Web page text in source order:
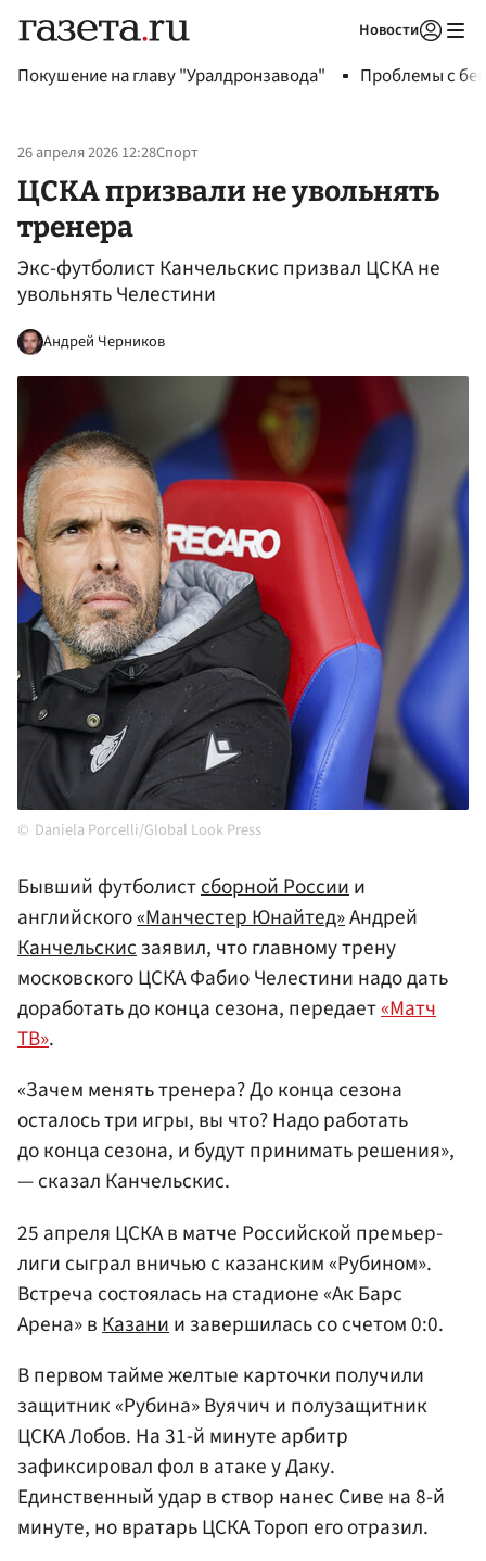
Новости
Покушение на главу "Уралдронзавода" Проблемы с
26 апреля 2026 12:28Спорт
ЦСКА призвали не увольнять
тренера
Экс-футболист Канчельскис призвал ЦСКА не
увольнять Челестини
Андрей Черников
Daniela Porcelli/Global Look Press
Бывший футболистсборной Россиии
английского«Манчестер Юнайтед»Андрей
Канчельскисзаявил, что главному трену
московского ЦСКА Фабио Челестини надо дать
доработать до конца сезона, передает«Матч
ТВ».
«Зачем менять тренера? До конца сезона
осталось три игры, вы что? Надо работать
до конца сезона, и будут принимать решения»,
— сказал Канчельскис.
25 апреля ЦСКА в матче Российской премьер-
лиги сыграл вничью с казанским «Рубином».
Встреча состоялась на стадионе «Ак Барс
Арена» в Казани и завершилась со счетом 0:0.
В первом тайме желтые карточки получили
защитник «Рубина» Вуячич и полузащитник
ЦСКА Лобов. На 31-й минуте арбитр
зафиксировал фол в атаке у Даку.
Единственный удар в створ нанес Сиве на 8-й
минуте, но вратарь ЦСКА Тороп его отразил.